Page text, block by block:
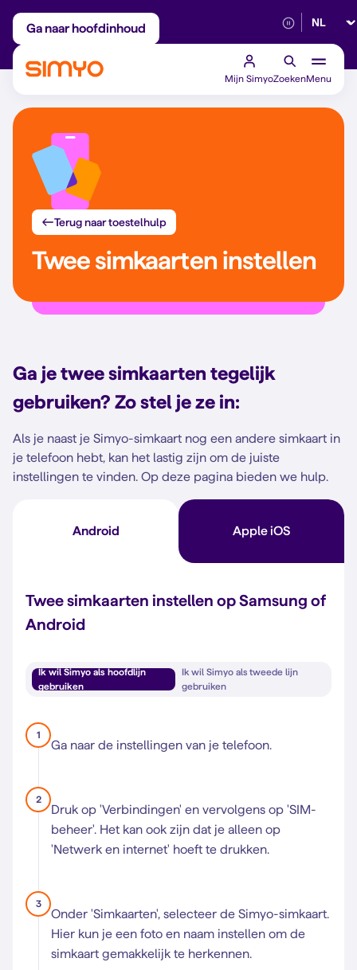
Ga naar hoofdinhoud
Maandelijks aanpasbaar Betrouwbaar
Mijn SimyoZoekenMenu
Terug naar toestelhulp
Twee simkaarten instellen
Ga je twee simkaarten tegelijk
gebruiken? Zo stel je ze in:
Als je naast je Simyo-simkaart nog een andere simkaart in
je telefoon hebt, kan het lastig zijn om de juiste
instellingen te vinden. Op deze pagina bieden we hulp.
Android Apple iOS
Twee simkaarten instellen op Samsung of
Android
Ik wil Simyo als hoofdlijn
gebruiken
Ik wil Simyo als tweede lijn
gebruiken
1
Ga naar de instellingen van je telefoon.
2
Druk op 'Verbindingen' en vervolgens op 'SIM-
beheer'. Het kan ook zijn dat je alleen op
'Netwerk en internet' hoeft te drukken.
3
Onder 'Simkaarten', selecteer de Simyo-simkaart.
Hier kun je een foto en naam instellen om de
simkaart gemakkelijk te herkennen.